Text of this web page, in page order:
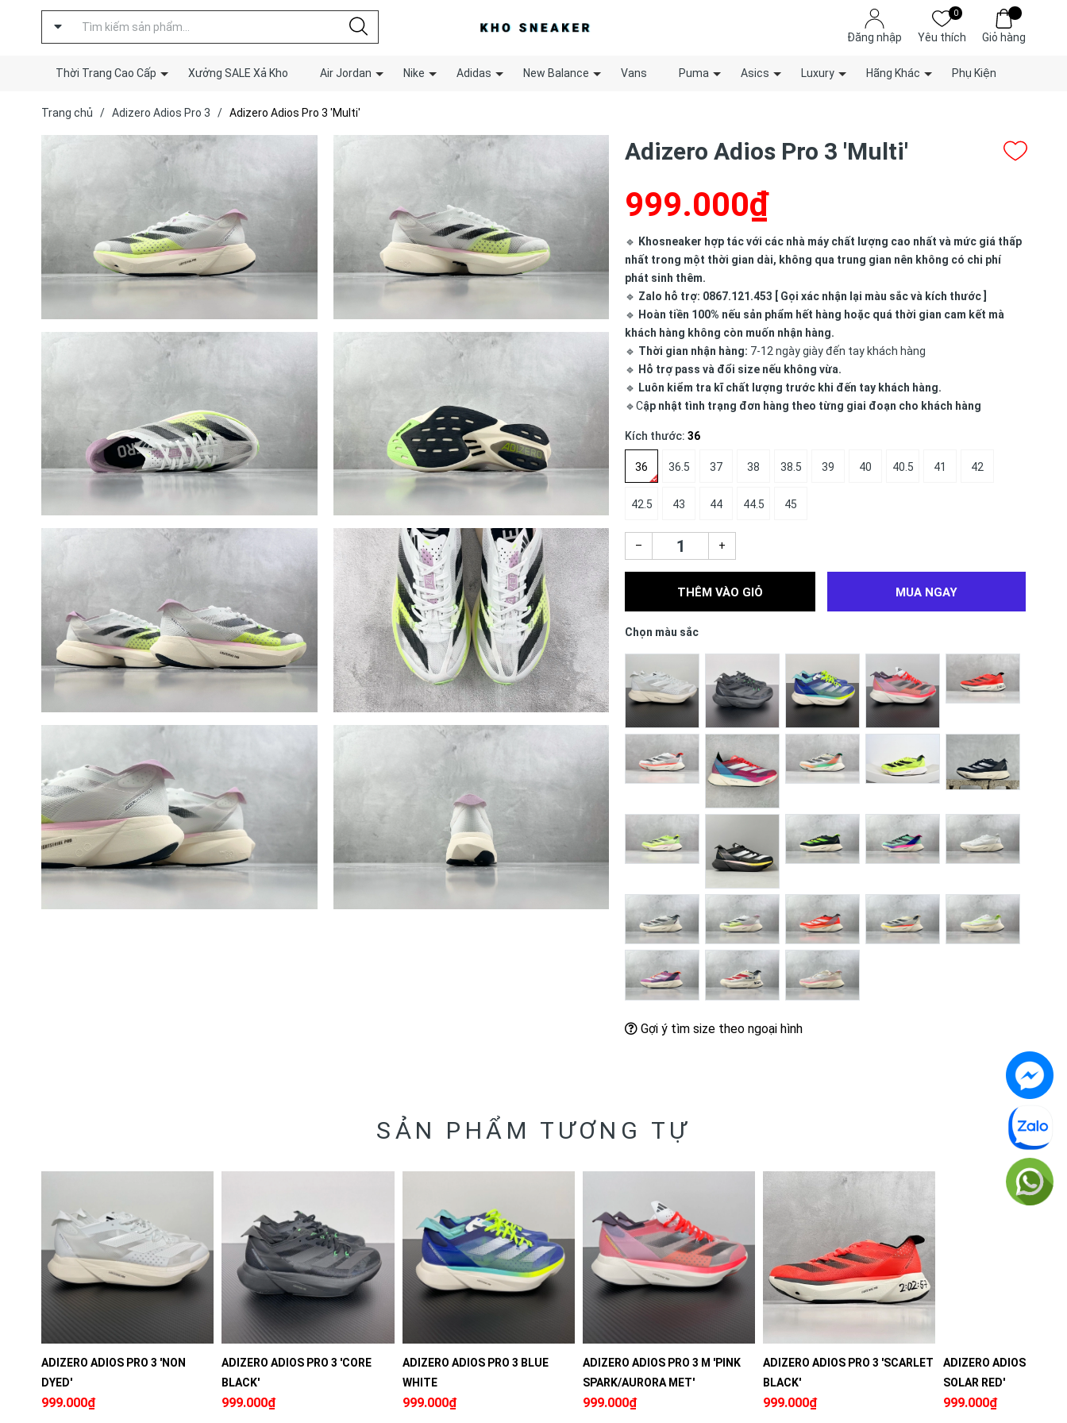
Đăng nhập
0
Yêu thích Giỏ hàng
Thời Trang Cao Cấp Xưởng SALE Xả Kho Air Jordan Nike Adidas New Balance Vans Puma Asics Luxury Hãng Khác Phụ Kiện
Trang chủ / Adizero Adios Pro 3 / Adizero Adios Pro 3 'Multi'
Adizero Adios Pro 3 'Multi'
999.000₫
🔹 Khosneaker hợp tác với các nhà máy chất lượng cao nhất và mức giá thấp
nhất trong một thời gian dài, không qua trung gian nên không có chi phí
phát sinh thêm.
🔹 Zalo hỗ trợ: 0867.121.453 [ Gọi xác nhận lại màu sắc và kích thước ]
🔹 Hoàn tiền 100% nếu sản phẩm hết hàng hoặc quá thời gian cam kết mà
khách hàng không còn muốn nhận hàng.
🔹 Thời gian nhận hàng: 7-12 ngày giày đến tay khách hàng
🔹 Hỗ trợ pass và đổi size nếu không vừa.
🔹 Luôn kiểm tra kĩ chất lượng trước khi đến tay khách hàng.
🔹Cập nhật tình trạng đơn hàng theo từng giai đoạn cho khách hàng
Kích thước: 36
36 36.5 37 38 38.5 39 40 40.5 41 42
42.5 43 44 44.5 45
– +
THÊM VÀO GIỎ MUA NGAY
Chọn màu sắc
Gợi ý tìm size theo ngoại hình
SẢN PHẨM TƯƠNG TỰ
ADIZERO ADIOS PRO 3 'NON
DYED'
999.000₫
ADIZERO ADIOS PRO 3 'CORE
BLACK'
999.000₫
ADIZERO ADIOS PRO 3 BLUE
WHITE
999.000₫
ADIZERO ADIOS PRO 3 M 'PINK
SPARK/AURORA MET'
999.000₫
ADIZERO ADIOS PRO 3 'SCARLET
BLACK'
999.000₫
ADIZERO ADIOS PRO 3
SOLAR RED'
999.000₫